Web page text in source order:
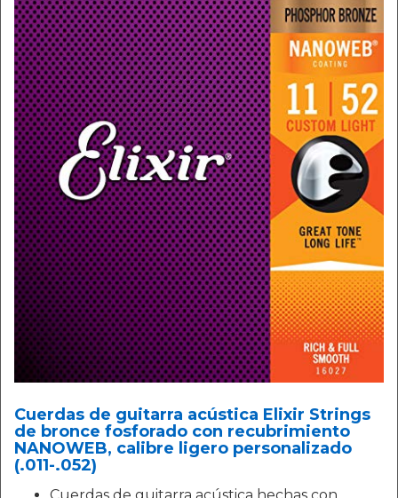
Cuerdas de guitarra acústica Elixir Strings
de bronce fosforado con recubrimiento
NANOWEB, calibre ligero personalizado
(.011-.052)
Cuerdas de guitarra acústica hechas con